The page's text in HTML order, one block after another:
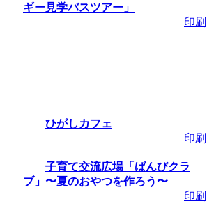
づる号乗車体
づくり」 」 受
ギー見学バスツアー」
印刷
ひがしカフェ
印刷
子育て交流広場「ばんびクラ
ブ」〜夏のおやつを作ろう〜
印刷